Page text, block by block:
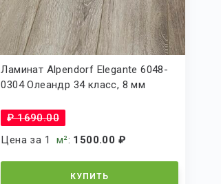
Ламинат Alpendorf Elegante 6048-
0304 Олеандр 34 класс, 8 мм
₽ 1690.00
Цена за 1 м²: 1500.00 ₽
КУПИТЬ